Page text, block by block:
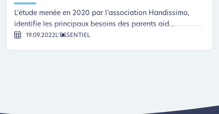
L'étude menée en 2020 par l’association Handissimo,
identifie les principaux besoins des parents aid...
19.09.2022L’ESSENTIEL